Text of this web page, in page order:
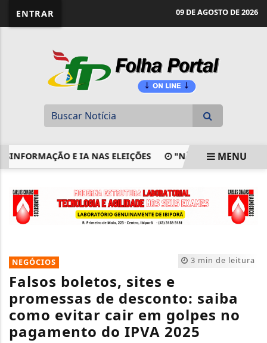
ENTRAR 09 DE AGOSTO DE 2026
E IA NAS ELEIÇÕES "NÃO É SÓ UMA VIROSE":
MENU
3 min de leitura
NEGÓCIOS
Falsos boletos, sites e
promessas de desconto: saiba
como evitar cair em golpes no
pagamento do IPVA 2025